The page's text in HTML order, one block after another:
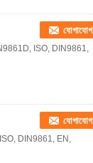
যোগাযোগ
DIN9861D, ISO, DIN9861,
যোগাযোগ
DIN9861, EN,